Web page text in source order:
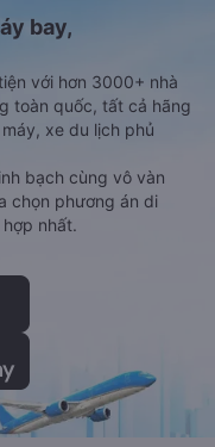
bay,
với hơn 3000+ nhà
toàn quốc, tất cả hãng
xe du lịch phủ
bạch cùng vô vàn
chọn phương án di
nhất.